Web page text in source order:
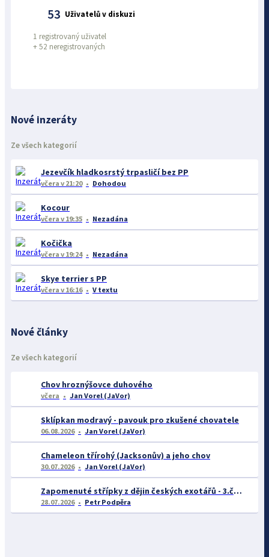
53 Uživatelů v diskuzi
1 registrovaný uživatel
+52 neregistrovaných
Nové inzeráty
Ze všech kategorií
Jezevčík hladkosrstý trpasličí bez PP
včera v 21:20 Dohodou
Kocour
včera v 19:35 Nezadána
Kočička
včera v 19:24 Nezadána
Skye terrier s PP
včera v 16:16 V textu
Nové články
Ze všech kategorií
Chov hroznýšovce duhového
včera Jan Vorel (JaVor)
Sklípkan modravý - pavouk pro zkušené chovatele
06.08.2026 Jan Vorel (JaVor)
Chameleon třírohý (Jacksonův) a jeho chov
30.07.2026 Jan Vorel (JaVor)
Zapomenuté střípky z dějin českých exotářů - 3.část
28.07.2026 Petr Podpěra